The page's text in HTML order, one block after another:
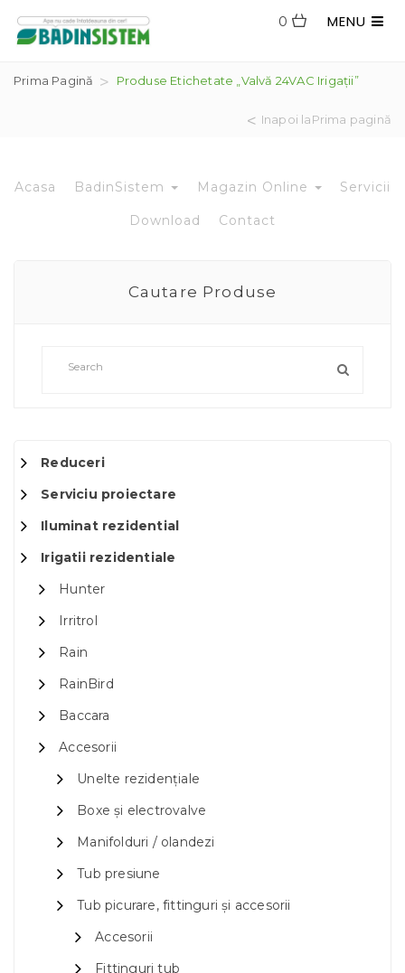
MENU
0
Prima Pagină Produse Etichetate „valvă 24VAC Irigații”
Inapoi laPrima pagină
Acasa BadinSistem Magazin Online Servicii
Download Contact
Cautare Produse
Reduceri
Serviciu proiectare
Iluminat rezidential
Irigatii rezidentiale
Hunter
Irritrol
Rain
RainBird
Baccara
Accesorii
Unelte rezidențiale
Boxe și electrovalve
Manifolduri / olandezi
Tub presiune
Tub picurare, fittinguri și accesorii
Accesorii
Fittinguri tub